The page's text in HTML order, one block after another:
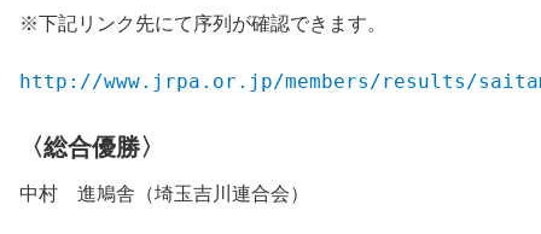
※下記リンク先にて序列が確認できます。
http://www.jrpa.or.jp/members/results/
〈総合優勝〉
中村 進鳩舎（埼玉吉川連合会）